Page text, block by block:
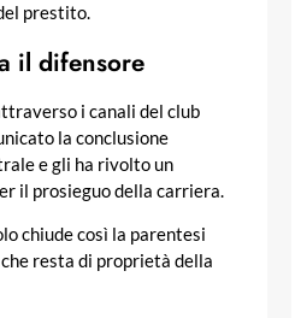
prestito.
il difensore
i canali del club
la conclusione
e gli ha rivolto un
il prosieguo della carriera.
chiude così la parentesi
resta di proprietà della